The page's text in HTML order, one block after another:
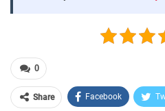
0
Share Facebook